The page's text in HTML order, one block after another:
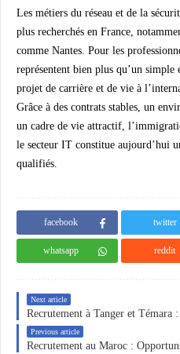
Les métiers du réseau et de la
plus recherchés en France,
comme Nantes. Pour les
représentent bien plus qu’un
projet de carrière et de vie à
Grâce à des contrats stables, un
un cadre de vie attractif,
le secteur IT constitue aujourd’hui
qualifiés.
facebook twitter
whatsapp reddit
Next article
Previous article